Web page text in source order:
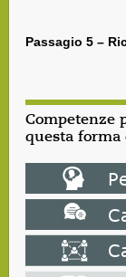
Passagio 5 –
Competenze
questa forma